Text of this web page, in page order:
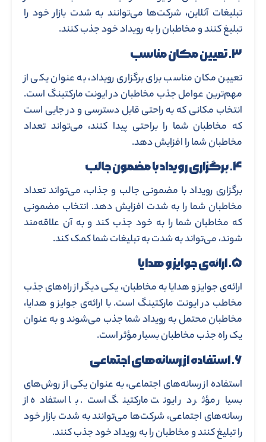
تبلیغات آنلاین، شرکت‌ها می‌توانند به شدت بازار خود را
تبلیغ کنند و مخاطبان را به رویداد خود جذب کنند.
۳. تعیین مکان مناسب
تعیین مکان مناسب برای برگزاری رویداد، به عنوان یکی از
مهم‌ترین عوامل جذب مخاطبان در ایونت مارکتینگ است.
انتخاب مکانی که به راحتی قابل دسترسی و در جایی است
که مخاطبان شما را براحتی پیدا کنند، می‌تواند تعداد
مخاطبان شما را افزایش دهد.
۴. برگزاری رویداد با مضمون جالب
برگزاری رویداد با مضمونی جالب و جذاب، می‌تواند تعداد
مخاطبان شما را به شدت افزایش دهد. انتخاب مضمونی
که مخاطبان شما را به خود جذب کند و به آن علاقه‌مند
شوند، می‌تواند به شدت به تبلیغات شما کمک کند.
۵. ارائه‌ی جوایز و هدایا
ارائه‌ی جوایز و هدایا به مخاطبان، یکی دیگر از راه‌های جذب
مخاطب در ایونت مارکتینگ است. با ارائه‌ی جوایز و هدایا،
مخاطبان محتمل به رویداد شما جذب می‌شوند و به عنوان
یک راه جذب مخاطبان بسیار مؤثر است.
۶. استفاده از رسانه‌های اجتماعی
استفاده از رسانه‌های اجتماعی، به عنوان یکی از روش‌های
بسیار مؤثر در ایونت مارکتینگ است. با استفاده از
رسانه‌های اجتماعی، شرکت‌ها می‌توانند به شدت بازار خود
را تبلیغ کنند و مخاطبان را به رویداد خود جذب کنند.